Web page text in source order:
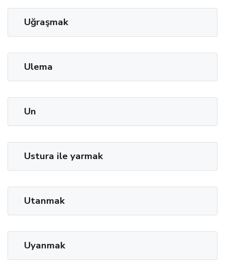
Uğraşmak
Ulema
Un
Ustura ile yarmak
Utanmak
Uyanmak